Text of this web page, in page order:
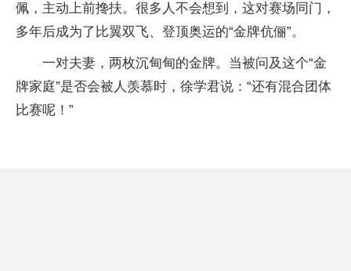
佩，主动上前搀扶。很多人不会想到，这对赛场同门，
多年后成为了比翼双飞、登顶奥运的“金牌伉俪”。
一对夫妻，两枚沉甸甸的金牌。当被问及这个“金
牌家庭”是否会被人羡慕时，徐学君说：“还有混合团体
比赛呢！”